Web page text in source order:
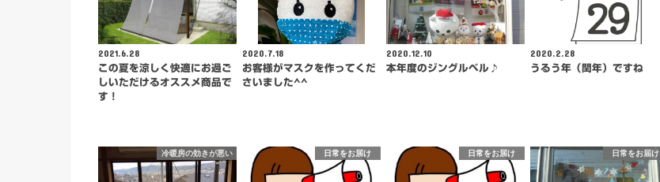
2021.6.28
この夏を涼しく快適にお過ご
しいただけるオススメ商品で
す！
2020.7.18
お客様がマスクを作ってくだ
さいました^^
2020.12.10
本年度のジングルベル♪
2020.2.28
うるう年（閏年）ですね
冷暖房の効きが悪い 日常をお届け 日常をお届け 日常をお届け